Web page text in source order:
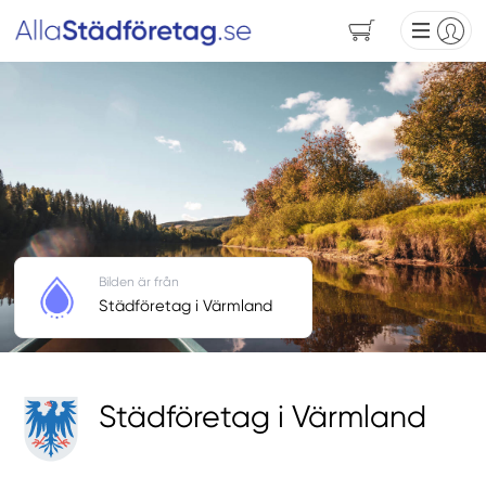
Städföretag i Värmland
Bilden är från
Städföretag i Värmland